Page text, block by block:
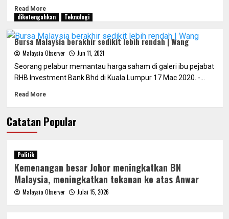
Read More
diketengahkan Teknologi
Bursa Malaysia berakhir sedikit lebih rendah | Wang
Malaysia Observer
Jun 11, 2021
Seorang pelabur memantau harga saham di galeri ibu pejabat
RHB Investment Bank Bhd di Kuala Lumpur 17 Mac 2020. -...
Read More
Catatan Popular
Politik
Kemenangan besar Johor meningkatkan BN
Malaysia, meningkatkan tekanan ke atas Anwar
Malaysia Observer Julai 15, 2026